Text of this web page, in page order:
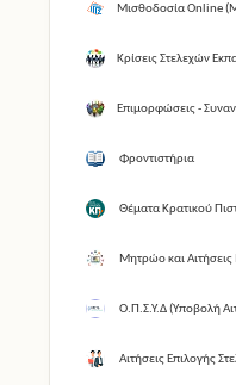
Μισθοδοσία Online
Κρίσεις Στελεχών
Επιμορφώσεις -
Φροντιστήρια
Θέματα Κρατικού
Μητρώο και
Ο.Π.Σ.Υ.Δ (Υποβολή
Αιτήσεις Επιλογής